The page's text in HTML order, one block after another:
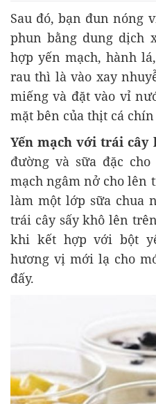
Sau đó, bạn đun nóng
phun bằng dung dịch
hợp yến mạch, hành
rau thì là vào xay
miếng và đặt vào vỉ
mặt bên của thịt cá
Yến mạch với trái cây
đường và sữa đặc
mạch ngâm nở cho lên
làm một lớp sữa chua
trái cây sấy khô lên
khi kết hợp với bột
hương vị mới lạ cho
đấy.